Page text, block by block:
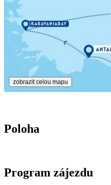
zobrazit celou mapu
Poloha
Program zájezdu